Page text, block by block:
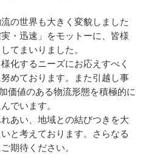
の世界も大きく変貌しました
・迅速」をモットーに、皆様
てまいりました。
化するニーズにお応えすべく
めております。また引越し事
価値のある物流形態を積極的に
でいます。
あい、地域との結びつきを大
と考えております。さらなる
期待ください。